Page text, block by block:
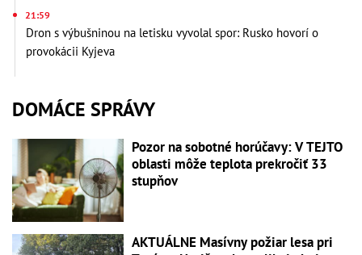
21:59
Dron s výbušninou na letisku vyvolal spor: Rusko hovorí o
provokácii Kyjeva
DOMÁCE SPRÁVY
Pozor na sobotné horúčavy: V TEJTO
oblasti môže teplota prekročiť 33
stupňov
AKTUÁLNE Masívny požiar lesa pri